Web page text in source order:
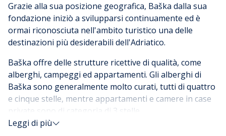
Grazie alla sua posizione geografica, Baška dalla sua
fondazione iniziò a svilupparsi continuamente ed è
ormai riconosciuta nell'ambito turistico una delle
destinazioni più desiderabili dell'Adriatico.
Baška offre delle strutture ricettive di qualità, come
alberghi, campeggi ed appartamenti. Gli alberghi di
Baška sono generalmente molto curati, tutti di quattro
e cinque stelle, mentre appartamenti e camere in case
private sono di categoria di 3 stelle.
A Baška ci sono due campeggi uno dei quali adatto per
Leggi di più